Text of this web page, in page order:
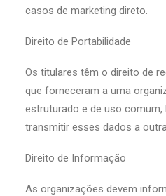
casos de marketing direto.
Direito de Portabilidade
Os titulares têm o direito de
que forneceram a uma
estruturado e de uso
transmitir esses dados a
Direito de Informação
As organizações devem